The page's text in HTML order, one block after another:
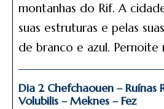
montanhas do Rif. A
suas estruturas e pelas
de branco e azul. Pernoite
Dia 2 Chefchaouen – Ruínas
Volubilis – Meknes – Fez